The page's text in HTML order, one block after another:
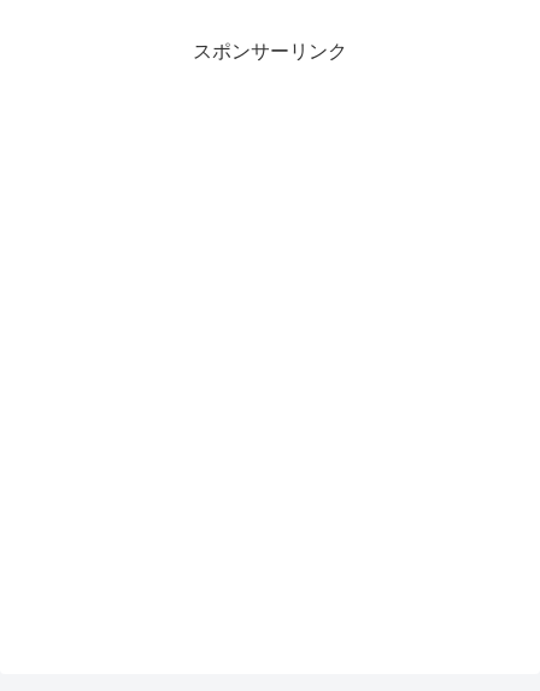
スポンサーリンク